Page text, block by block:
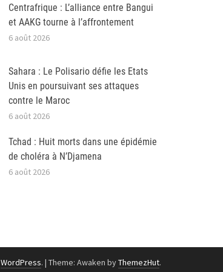
Centrafrique : L’alliance entre Bangui
et AAKG tourne à l’affrontement
6 août 2026
Sahara : Le Polisario défie les Etats
Unis en poursuivant ses attaques
contre le Maroc
6 août 2026
Tchad : Huit morts dans une épidémie
de choléra à N’Djamena
6 août 2026
WordPress. | Theme: Awaken byThemezHut.